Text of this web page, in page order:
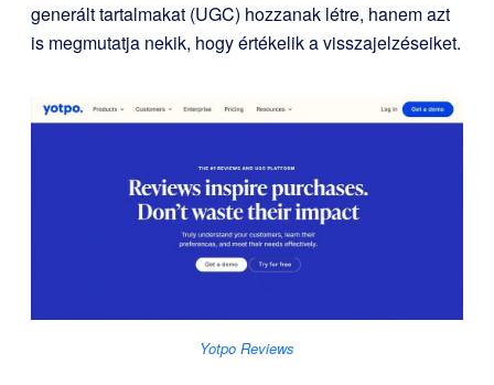
generált tartalmakat (UGC) hozzanak létre, hanem azt
is megmutatja nekik, hogy értékelik a visszajelzéseiket.
Yotpo Reviews